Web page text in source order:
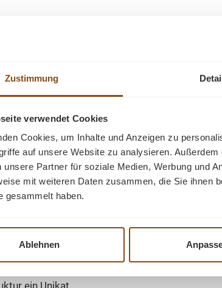
Zustimmung
verwendet Cookies
Cookies, um Inhalte und Anzeigen zu
auf unsere Website zu analysieren.
unsere Partner für soziale Medien, Werbung und
mit weiteren Daten zusammen, die Sie ihnen
gesammelt haben.
Ablehnen
Wintergarten, Outdoor-Essbereich
Wunsch mit Teaköl gepflegt werden